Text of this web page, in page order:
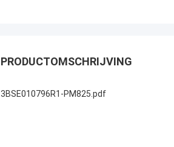
PRODUCTOMSCHRIJVING
3BSE010796R1-PM825.pdf